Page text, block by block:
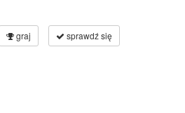
graj sprawdź się